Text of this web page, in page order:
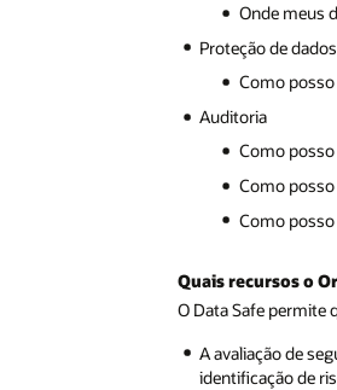
Onde meus
Proteção de dados
Como
Auditoria
Como
Como posso
Como
Quais recursos o
O Data Safe permite
A avaliação de
identificação de